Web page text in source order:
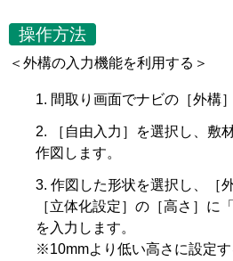
操作方法
＜外構の入力機能を利用する＞
間取り画面でナビの［外構
［自由入力］を選択し、敷
作図します。
作図した形状を選択し、［
［立体化設定］の［高さ］に
を入力します。
※10mmより低い高さに設定